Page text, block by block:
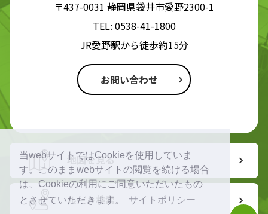
当webサイトではCookieを使用していま
す。このままwebサイトの閲覧を続ける場合
は、Cookieの利用にご同意いただいたもの
とさせていただきます。
サイトポリシー
〒437-0031 静岡県袋井市愛野2300-1
TEL: 0538-41-1800
JR愛野駅から徒歩約15分
お問い合わせ
地図を見る
ルート検索